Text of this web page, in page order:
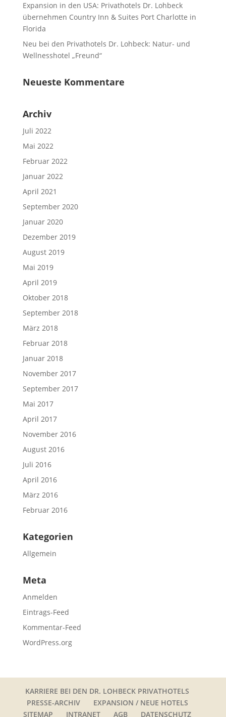
Expansion in den USA: Privathotels Dr. Lohbeck
übernehmen Country Inn & Suites Port Charlotte in
Florida
Neu bei den Privathotels Dr. Lohbeck: Natur- und
Wellnesshotel „Freund“
Neueste Kommentare
Archiv
Juli 2022
Mai 2022
Februar 2022
Januar 2022
April 2021
September 2020
Januar 2020
Dezember 2019
August 2019
Mai 2019
April 2019
Oktober 2018
September 2018
März 2018
Februar 2018
Januar 2018
November 2017
September 2017
Mai 2017
April 2017
November 2016
August 2016
Juli 2016
April 2016
März 2016
Februar 2016
Kategorien
Allgemein
Meta
Anmelden
Eintrags-Feed
Kommentar-Feed
WordPress.org
KARRIERE BEI DEN DR. LOHBECK PRIVATHOTELS
PRESSE-ARCHIV
EXPANSION / NEUE HOTELS
SITEMAP
INTRANET AGB DATENSCHUTZ